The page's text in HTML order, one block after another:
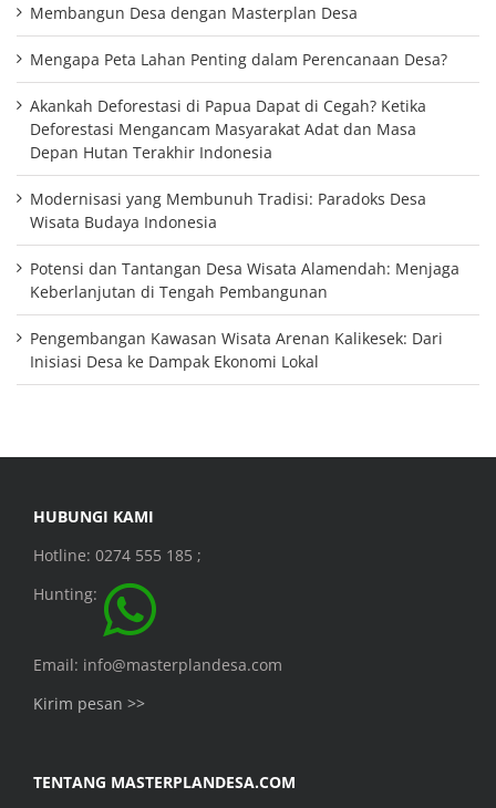
Membangun Desa dengan Masterplan Desa
Mengapa Peta Lahan Penting dalam Perencanaan Desa?
Akankah Deforestasi di Papua Dapat di Cegah? Ketika
Deforestasi Mengancam Masyarakat Adat dan Masa
Depan Hutan Terakhir Indonesia
Modernisasi yang Membunuh Tradisi: Paradoks Desa
Wisata Budaya Indonesia
Potensi dan Tantangan Desa Wisata Alamendah: Menjaga
Keberlanjutan di Tengah Pembangunan
Pengembangan Kawasan Wisata Arenan Kalikesek: Dari
Inisiasi Desa ke Dampak Ekonomi Lokal
HUBUNGI KAMI
Hotline: 0274 555 185 ;
Hunting:
Email: info@masterplandesa.com
Kirim pesan >>
TENTANG MASTERPLANDESA.COM